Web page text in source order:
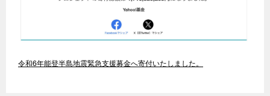
令和6年能登半島地震緊急支援募金へ寄付いたしました。